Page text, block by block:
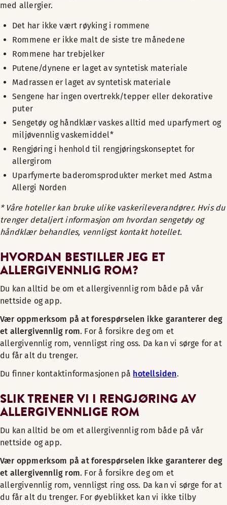
med allergier.
Det har ikke vært røyking i rommene
Rommene er ikke malt de siste tre månedene
Rommene har trebjelker
Putene/dynene er laget av syntetisk materiale
Madrassen er laget av syntetisk materiale
Sengene har ingen overtrekk/tepper eller dekorative
puter
Sengetøy og håndklær vaskes alltid med uparfymert og
miljøvennlig vaskemiddel*
Rengjøring i henhold til rengjøringskonseptet for
allergirom
Uparfymerte baderomsprodukter merket med Astma
Allergi Norden
* Våre hoteller kan bruke ulike vaskerileverandører. Hvis du
trenger detaljert informasjon om hvordan sengetøy og
håndklær behandles, vennligst kontakt hotellet.
HVORDAN BESTILLER JEG ET
ALLERGIVENNLIG ROM?
Du kan alltid be om et allergivennlig rom både på vår
nettside og app.
Vær oppmerksom på at forespørselen ikke garanterer deg
et allergivennlig rom. For å forsikre deg om et
allergivennlig rom, vennligst ring oss. Da kan vi sørge for at
du får alt du trenger.
Du finner kontaktinformasjonen på hotellsiden.
SLIK TRENER VI I RENGJØRING AV
ALLERGIVENNLIGE ROM
Du kan alltid be om et allergivennlig rom både på vår
nettside og app.
Vær oppmerksom på at forespørselen ikke garanterer deg
et allergivennlig rom. For å forsikre deg om et
allergivennlig rom, vennligst ring oss. Da kan vi sørge for at
du får alt du trenger. For øyeblikket kan vi ikke tilby